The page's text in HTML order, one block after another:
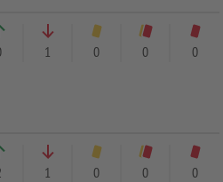
1 0 0 0
1 0 0 0